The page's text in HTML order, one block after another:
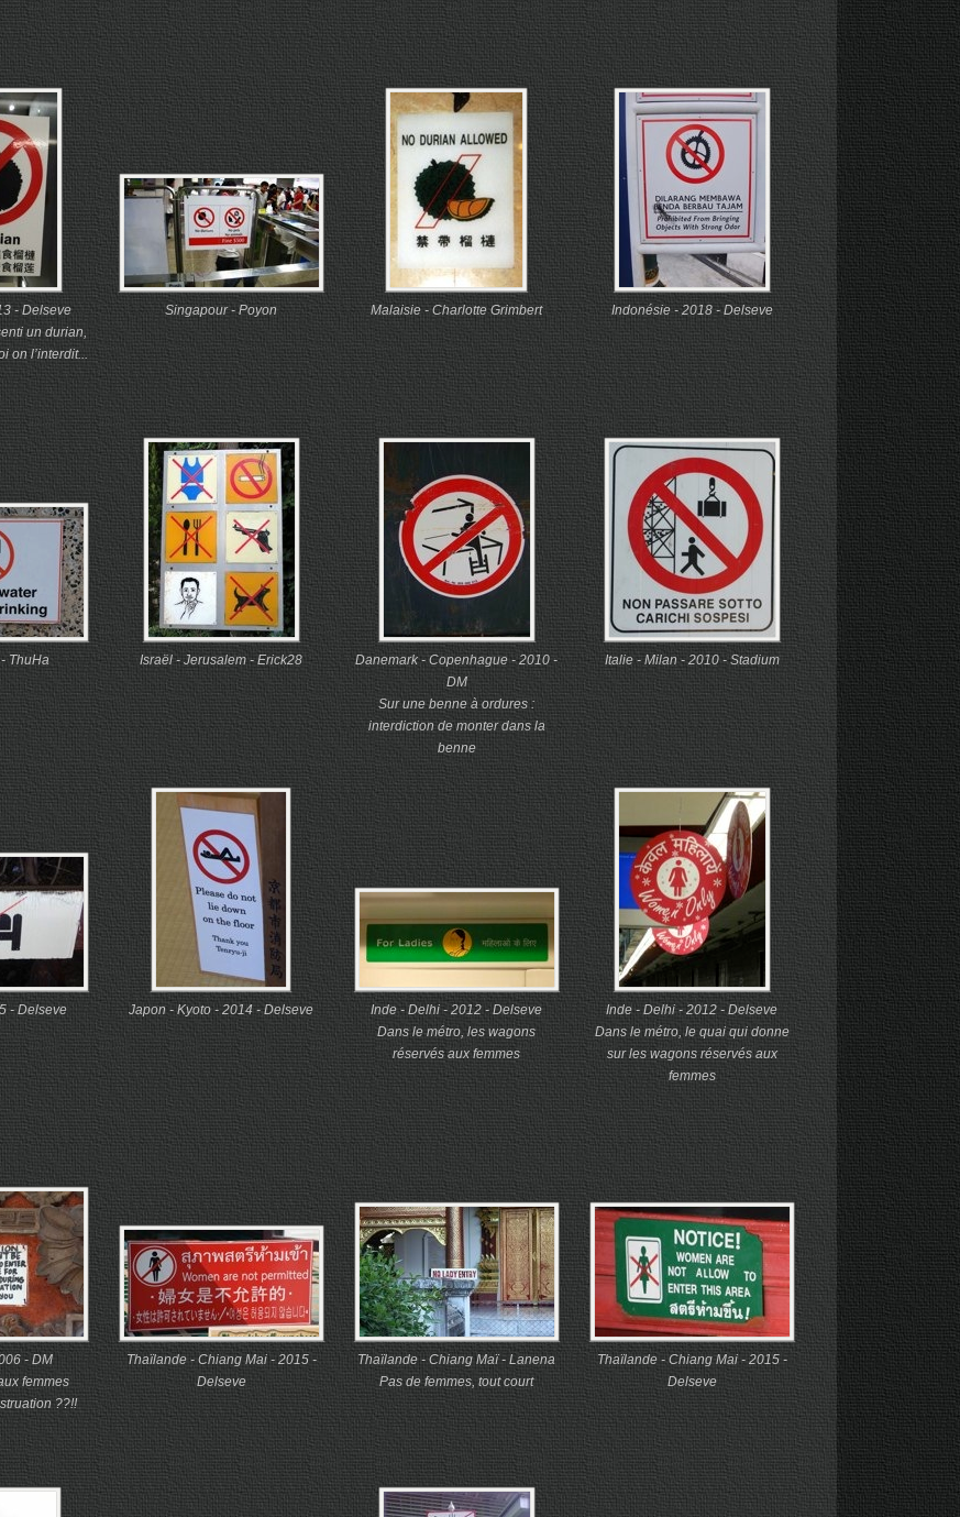
- Delseve
un durian,
on l’interdit...
Singapour - Poyon Malaisie - Charlotte Grimbert Indonésie - 2018 - Delseve
ThuHa Israël - Jerusalem - Erick28
Danemark - Copenhague - 2010 -
DM
Sur une benne à ordures :
interdiction de monter dans la
benne
Italie - Milan - 2010 - Stadium
- Delseve Japon - Kyoto - 2014 - Delseve
Inde - Delhi - 2012 - Delseve
Dans le métro, les wagons
réservés aux femmes
Inde - Delhi - 2012 - Delseve
Dans le métro, le quai qui donne
sur les wagons réservés aux
femmes
- DM
femmes
??!!
Thaïlande - Chiang Mai - 2015 -
Delseve
Thaïlande - Chiang Maï - Lanena
Pas de femmes, tout court
Thaïlande - Chiang Mai - 2015 -
Delseve